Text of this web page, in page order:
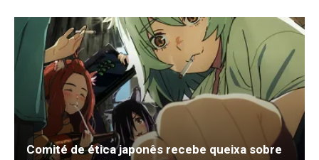
Comité de ética japonês recebe queixa sobre